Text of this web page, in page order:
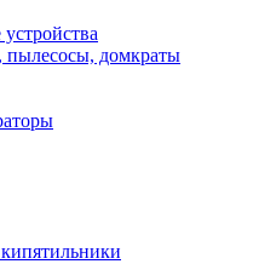
пылесосы, домкраты